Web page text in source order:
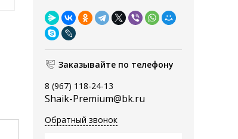
Заказывайте по телефону
8 (967) 118-24-13
Shaik-Premium@bk.ru
Обратный звонок